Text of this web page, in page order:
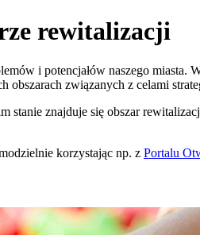
rewitalizacji
i potencjałów naszego
obszarach związanych z celami
stanie znajduje się obszar
korzystając np. z Portalu